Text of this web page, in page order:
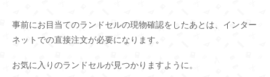
事前にお目当てのランドセルの現物確認をしたあとは、インター
ネットでの直接注文が必要になります。
お気に入りのランドセルが見つかりますように。